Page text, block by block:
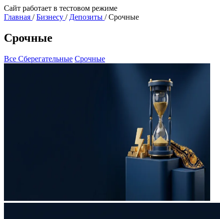
Сайт работает в тестовом режиме
Главная / Бизнесу / Депозиты /Срочные
Срочные
Все Сберегательные Срочные